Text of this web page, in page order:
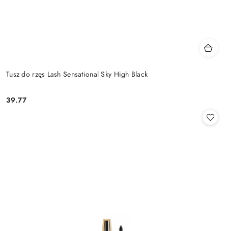
Tusz do rzęs Lash Sensational Sky High Black
Cena:
39.77